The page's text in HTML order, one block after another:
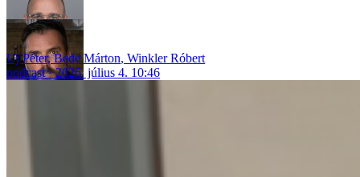
Uj Péter,Bede Márton, Winkler Róbert
podcast
2026. július 4. 10:46